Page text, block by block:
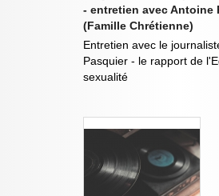
- entretien avec Antoine
(Famille Chrétienne)
Entretien avec le
Pasquier - le rapport de
sexualité